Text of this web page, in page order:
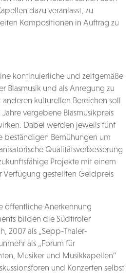
dazu veranlasst, zu
Kompositionen in Auftrag zu
kontinuierliche und zeitgemäße
Blasmusik und als Anregung zu
kulturellen Bereichen soll
vergebene Blasmusikpreis
Dabei werden jeweils fünf
beständigen Bemühungen um
Qualitätsverbesserung
Projekte mit einem
Verfügung gestellten Geldpreis
öffentliche Anerkennung
bilden die Südtiroler
2007 als „Sepp-Thaler-
als „Forum für
Musiker und Musikkapellen“
und Konzerten selbst